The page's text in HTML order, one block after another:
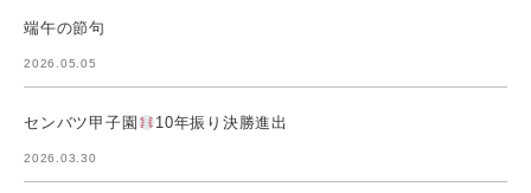
端午の節句
2026.05.05
センバツ甲子園 10年振り決勝進出
2026.03.30